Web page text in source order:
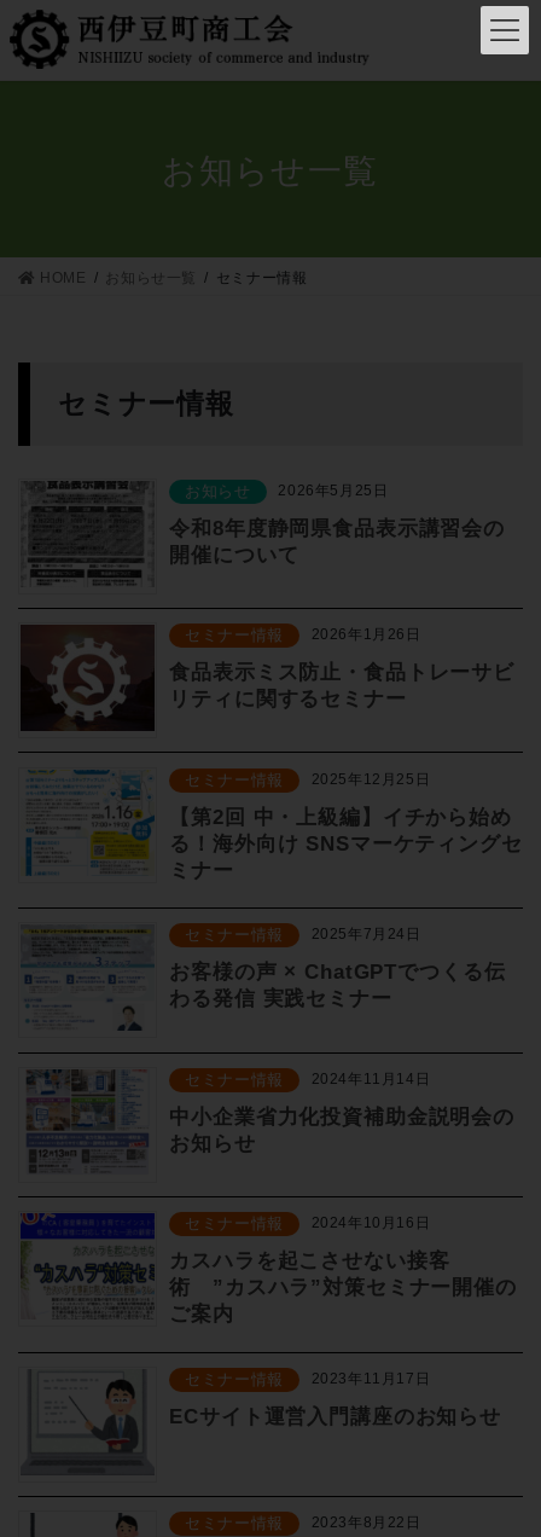
ン
テ
ン
ビ
ゲ
ー
お知らせ一覧
HOME お知らせ一覧 セミナー情報
セミナー情報
お知らせ 2026年5月25日
令和8年度静岡県食品表示講習会の
開催について
セミナー情報 2026年1月26日
食品表示ミス防止・食品トレーサビ
リティに関するセミナー
セミナー情報 2025年12月25日
【第2回 中・上級編】イチから始め
る！海外向け SNSマーケティングセ
ミナー
セミナー情報 2025年7月24日
お客様の声 × ChatGPTでつくる伝
わる発信 実践セミナー
セミナー情報 2024年11月14日
中小企業省力化投資補助金説明会の
お知らせ
セミナー情報 2024年10月16日
カスハラを起こさせない接客
術 ”カスハラ”対策セミナー開催の
ご案内
セミナー情報 2023年11月17日
ECサイト運営入門講座のお知らせ
セミナー情報 2023年8月22日